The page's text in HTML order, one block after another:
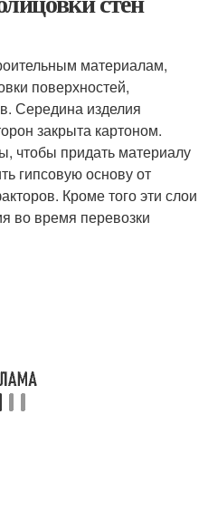
материалам,
поверхностей,
Середина изделия
закрыта картоном.
чтобы придать материалу
гипсовую основу от
Кроме того эти слои
во время перевозки